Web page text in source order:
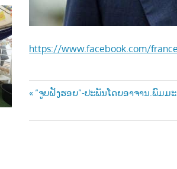
https://www.facebook.com/
Post
navigation
Previous
“ຈູບຝັງຮອຍ”-ປະພັນໂດຍອາຈານ.ພົມ